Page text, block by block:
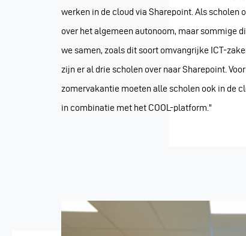
werken in de cloud via Sharepoint. Als scholen
over het algemeen autonoom, maar sommige
we samen, zoals dit soort omvangrijke ICT-
zijn er al drie scholen over naar Sharepoint.
zomervakantie moeten alle scholen ook in de
in combinatie met het COOL-platform."